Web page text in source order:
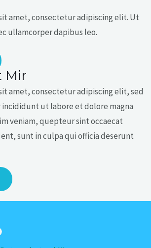
amet, consectetur adipiscing elit. Ut
ullamcorper dapibus leo.
Mir
amet, consectetur adipiscing elit, sed
ut labore et dolore magna
veniam, quepteur sint occaecat
sunt in culpa qui officia deserunt